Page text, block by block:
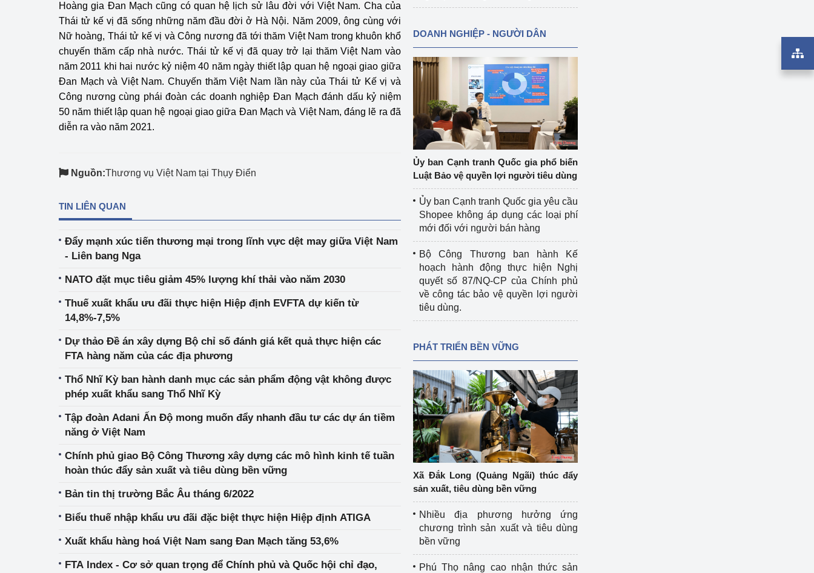
Hoàng gia Đan Mạch cũng có quan hệ lịch sử lâu đời với Việt Nam. Cha của
Thái tử kế vị đã sống những năm đầu đời ở Hà Nội. Năm 2009, ông cùng với
Nữ hoàng, Thái tử kế vị và Công nương đã tới thăm Việt Nam trong khuôn khổ
chuyến thăm cấp nhà nước. Thái tử kế vị đã quay trở lại thăm Việt Nam vào
năm 2011 khi hai nước kỷ niệm 40 năm ngày thiết lập quan hệ ngoại giao giữa
Đan Mạch và Việt Nam. Chuyến thăm Việt Nam lần này của Thái tử Kế vị và
Công nương cùng phái đoàn các doanh nghiệp Đan Mạch đánh dấu kỷ niệm
50 năm thiết lập quan hệ ngoại giao giữa Đan Mạch và Việt Nam, đáng lẽ ra đã
diễn ra vào năm 2021.
Nguồn:Thương vụ Việt Nam tại Thụy Điển
TIN LIÊN QUAN
Đẩy mạnh xúc tiến thương mại trong lĩnh vực dệt may giữa Việt Nam
- Liên bang Nga
NATO đặt mục tiêu giảm 45% lượng khí thải vào năm 2030
Thuế xuất khẩu ưu đãi thực hiện Hiệp định EVFTA dự kiến từ
14,8%-7,5%
Dự thảo Đề án xây dựng Bộ chỉ số đánh giá kết quả thực hiện các
FTA hàng năm của các địa phương
Thổ Nhĩ Kỳ ban hành danh mục các sản phẩm động vật không được
phép xuất khẩu sang Thổ Nhĩ Kỳ
Tập đoàn Adani Ấn Độ mong muốn đẩy nhanh đầu tư các dự án tiềm
năng ở Việt Nam
Chính phủ giao Bộ Công Thương xây dựng các mô hình kinh tế tuần
hoàn thúc đẩy sản xuất và tiêu dùng bền vững
Bản tin thị trường Bắc Âu tháng 6/2022
Biểu thuế nhập khẩu ưu đãi đặc biệt thực hiện Hiệp định ATIGA
Xuất khẩu hàng hoá Việt Nam sang Đan Mạch tăng 53,6%
FTA Index - Cơ sở quan trọng để Chính phủ và Quốc hội chỉ đạo,
DOANH NGHIỆP - NGƯỜI DÂN
Ủy ban Cạnh tranh Quốc gia phổ biến
Luật Bảo vệ quyền lợi người tiêu dùng
Ủy ban Cạnh tranh Quốc gia yêu cầu
Shopee không áp dụng các loại phí
mới đối với người bán hàng
Bộ Công Thương ban hành Kế
hoạch hành động thực hiện Nghị
quyết số 87/NQ-CP của Chính phủ
về công tác bảo vệ quyền lợi người
tiêu dùng.
PHÁT TRIỂN BỀN VỮNG
Xã Đắk Long (Quảng Ngãi) thúc đẩy
sản xuất, tiêu dùng bền vững
Nhiều địa phương hưởng ứng
chương trình sản xuất và tiêu dùng
bền vững
Phú Thọ nâng cao nhận thức sản